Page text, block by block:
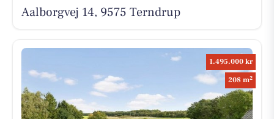
Aalborgvej 14, 9575 Terndrup
1.495.000 kr
208 m2